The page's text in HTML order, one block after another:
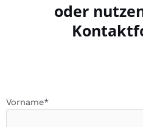
oder
Vorname*